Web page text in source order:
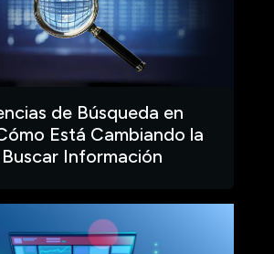
de Búsqueda en
Está Cambiando la
Información